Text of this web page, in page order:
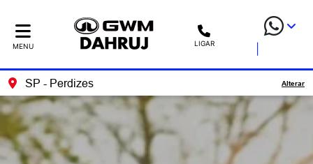
MENU LIGAR
SP - Perdizes Alterar